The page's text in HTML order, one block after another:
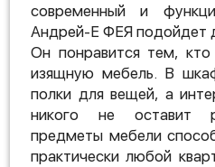
современный и
Андрей-Е ФЕЯ подойдет
Он понравится тем,
изящную мебель. В
полки для вещей, а
никого не оставит
предметы мебели
практически любой